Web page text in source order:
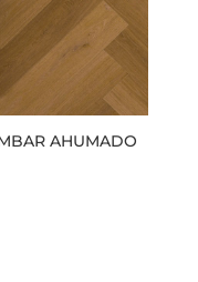
AHUMADO